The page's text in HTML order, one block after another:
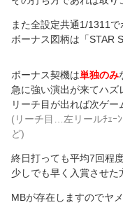
また全設定共通1/1311で
ボーナス図柄は「STAR
ボーナス契機は単独のみ
急に強い演出が来てハズ
リーチ目が出れば次ゲー
(リーチ目…左リールﾁｪｰ
ど)
終日打っても平均7回程
少しでも早く入賞させた
MBが存在しますのでヤ